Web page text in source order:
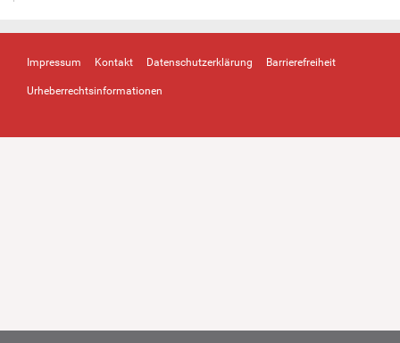
Impressum Kontakt Datenschutzerklärung Barrierefreiheit
Urheberrechtsinformationen